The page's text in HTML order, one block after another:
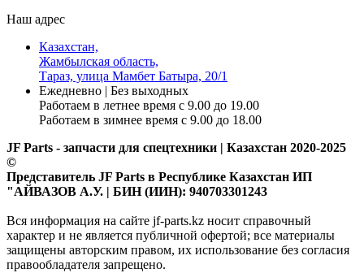
Наш адрес
Казахстан,
Жамбылская область,
Тараз, улица Мамбет Батыра, 20/1
Ежедневно | Без выходных
Работаем в летнее время с 9.00 до 19.00
Работаем в зимнее время с 9.00 до 18.00
JF Parts - запчасти для спецтехники | Казахстан 2020-2025
©
Представитель JF Parts в Республике Казахстан ИП
"АЙВАЗОВ А.У. | БИН (ИИН): 940703301243
Вся информация на сайте jf-parts.kz носит справочный
характер и не является публичной офертой; все материалы
защищены авторским правом, их использование без согласия
правообладателя запрещено.